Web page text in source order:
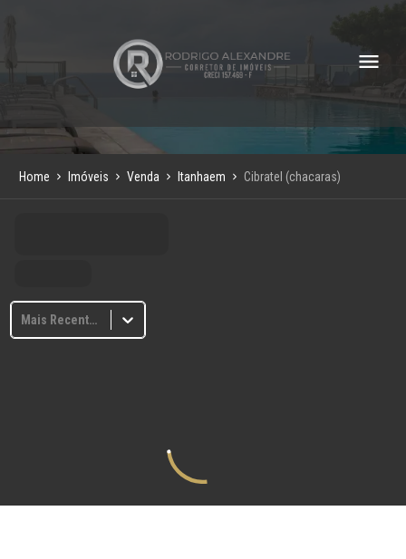
Home Imóveis Venda Itanhaem Cibratel (chacaras)
Mais Recentes